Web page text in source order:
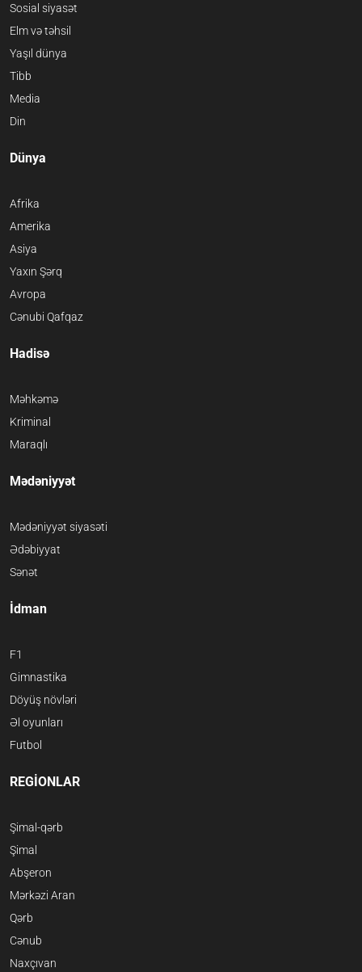
Sosial siyasət
Elm və təhsil
Yaşıl dünya
Tibb
Media
Din
Dünya
Afrika
Amerika
Asiya
Yaxın Şərq
Avropa
Cənubi Qafqaz
Hadisə
Məhkəmə
Kriminal
Maraqlı
Mədəniyyət
Mədəniyyət siyasəti
Ədəbiyyat
Sənət
İdman
F1
Gimnastika
Döyüş növləri
Əl oyunları
Futbol
REGİONLAR
Şimal-qərb
Şimal
Abşeron
Mərkəzi Aran
Qərb
Cənub
Naxçıvan